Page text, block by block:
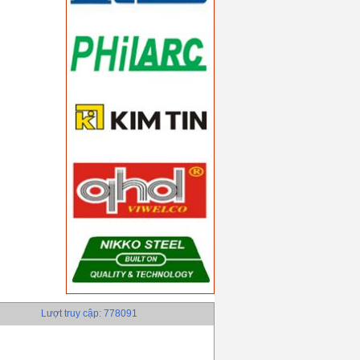
Lượt truy cập: 778091